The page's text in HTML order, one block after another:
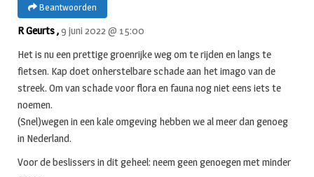
Beantwoorden
R Geurts ,9 juni 2022 @ 15:00
Het is nu een prettige groenrijke weg om te rijden en langs te
fietsen. Kap doet onherstelbare schade aan het imago van de
streek. Om van schade voor flora en fauna nog niet eens iets te
noemen.
(Snel)wegen in een kale omgeving hebben we al meer dan genoeg
in Nederland.
Voor de beslissers in dit geheel: neem geen genoegen met minder